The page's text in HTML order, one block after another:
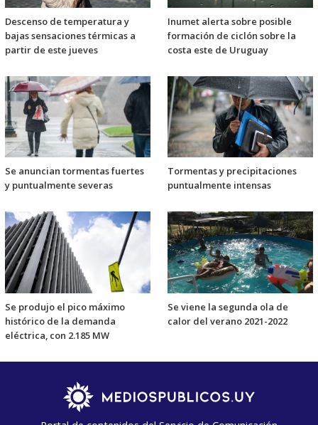
Descenso de temperatura y
bajas sensaciones térmicas a
partir de este jueves
Inumet alerta sobre posible
formación de ciclón sobre la
costa este de Uruguay
Se anuncian tormentas fuertes
y puntualmente severas
Tormentas y precipitaciones
puntualmente intensas
Se produjo el pico máximo
histórico de la demanda
eléctrica, con 2.185 MW
Se viene la segunda ola de
calor del verano 2021-2022